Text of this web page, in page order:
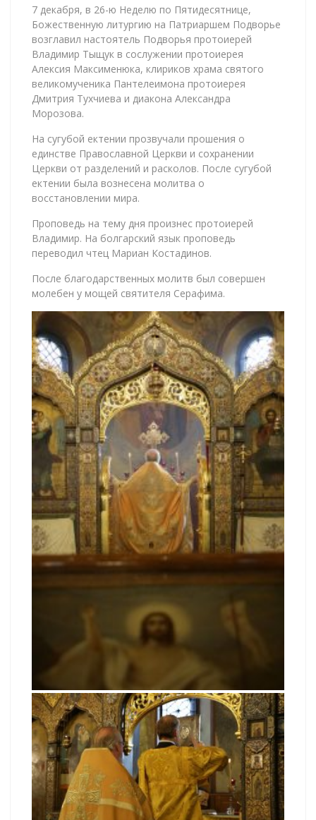
7 декабря, в 26-ю Неделю по Пятидесятнице,
Божественную литургию на Патриаршем Подворье
возглавил настоятель Подворья протоиерей
Владимир Тыщук в сослужении протоиерея
Алексия Максименюка, клириков храма святого
великомученика Пантелеимона протоиерея
Дмитрия Тухчиева и диакона Александра
Морозова.
На сугубой ектении прозвучали прошения о
единстве Православной Церкви и сохранении
Церкви от разделений и расколов. После сугубой
ектении была вознесена молитва о
восстановлении мира.
Проповедь на тему дня произнес протоиерей
Владимир. На болгарский язык проповедь
переводил чтец Мариан Костадинов.
После благодарственных молитв был совершен
молебен у мощей святителя Серафима.